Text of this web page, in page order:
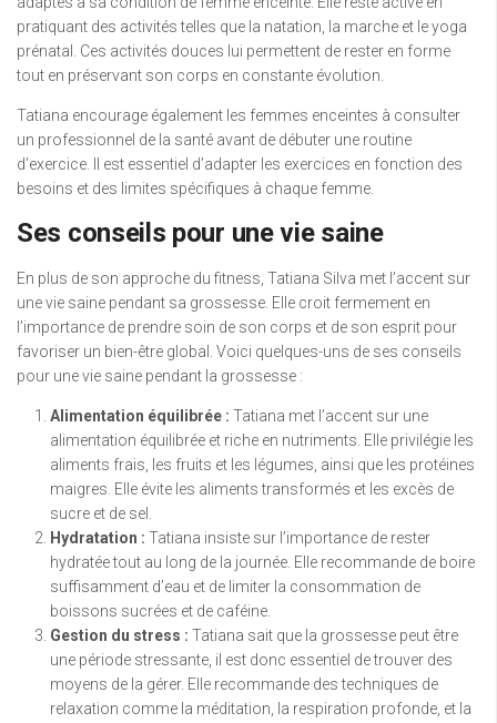
pratiquant des activités telles que la natation, la marche et le yoga
prénatal. Ces activités douces lui permettent de rester en forme
tout en préservant son corps en constante évolution.
Tatiana encourage également les femmes enceintes à consulter
un professionnel de la santé avant de débuter une routine
d’exercice. Il est essentiel d’adapter les exercices en fonction des
besoins et des limites spécifiques à chaque femme.
Ses conseils pour une vie saine
En plus de son approche du fitness, Tatiana Silva met l’accent sur
une vie saine pendant sa grossesse. Elle croit fermement en
l’importance de prendre soin de son corps et de son esprit pour
favoriser un bien-être global. Voici quelques-uns de ses conseils
pour une vie saine pendant la grossesse :
Alimentation équilibrée : Tatiana met l’accent sur une
alimentation équilibrée et riche en nutriments. Elle privilégie les
aliments frais, les fruits et les légumes, ainsi que les protéines
maigres. Elle évite les aliments transformés et les excès de
sucre et de sel.
Hydratation : Tatiana insiste sur l’importance de rester
hydratée tout au long de la journée. Elle recommande de boire
suffisamment d’eau et de limiter la consommation de
boissons sucrées et de caféine.
Gestion du stress : Tatiana sait que la grossesse peut être
une période stressante, il est donc essentiel de trouver des
moyens de la gérer. Elle recommande des techniques de
relaxation comme la méditation, la respiration profonde, et la